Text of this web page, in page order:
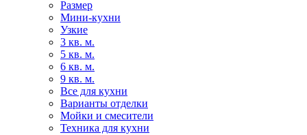
Размер
Мини-кухни
Узкие
3 кв. м.
5 кв. м.
6 кв. м.
9 кв. м.
Все для кухни
Варианты отделки
Мойки и смесители
Техника для кухни